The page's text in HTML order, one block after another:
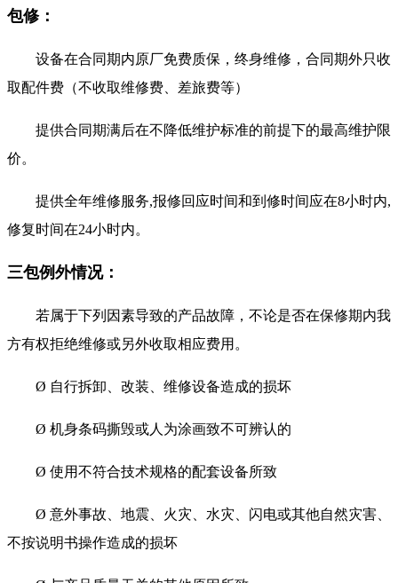
包修：
设备在合同期内原厂免费质保，终身维修，合同期外只收
取配件费（不收取维修费、差旅费等）
提供合同期满后在不降低维护标准的前提下的最高维护限
价。
提供全年维修服务,报修回应时间和到修时间应在8小时内,
修复时间在24小时内。
三包例外情况：
若属于下列因素导致的产品故障，不论是否在保修期内我
方有权拒绝维修或另外收取相应费用。
Ø 自行拆卸、改装、维修设备造成的损坏
Ø 机身条码撕毁或人为涂画致不可辨认的
Ø 使用不符合技术规格的配套设备所致
Ø 意外事故、地震、火灾、水灾、闪电或其他自然灾害、
不按说明书操作造成的损坏